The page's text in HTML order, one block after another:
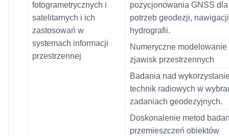
fotogrametrycznych i
satelitarnych i ich
zastosowań w
systemach informacji
przestrzennej
pozycjonowania GNSS dla
potrzeb geodezji,
hydrografii.
Numeryczne modelowanie
zjawisk przestrzennych
Badania nad
technik radiowych w
zadaniach geodezyjnych.
Doskonalenie metod
przemieszczeń obiektów